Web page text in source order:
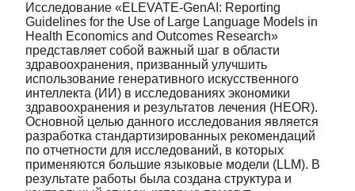
Исследование «ELEVATE-GenAI: Reporting
Guidelines for the Use of Large Language Models in
Health Economics and Outcomes Research»
представляет собой важный шаг в области
здравоохранения, призванный улучшить
использование генеративного искусственного
интеллекта (ИИ) в исследованиях экономики
здравоохранения и результатов лечения (HEOR).
Основной целью данного исследования является
разработка стандартизированных рекомендаций
по отчетности для исследований, в которых
применяются большие языковые модели (LLM). В
результате работы была создана структура и